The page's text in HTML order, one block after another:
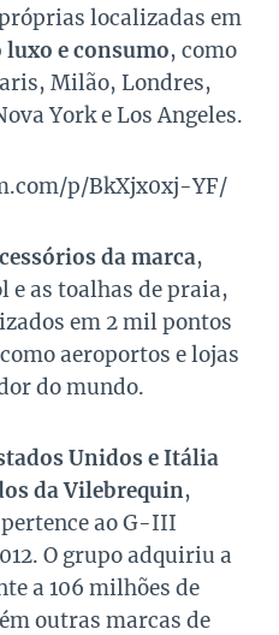
localizadas em
luxo e consumo, como
Milão, Londres,
York e Los Angeles.
p/BkXjx0xj-YF/
da marca,
e as toalhas de praia,
em 2 mil pontos
aeroportos e lojas
do mundo.
Unidos e Itália
da Vilebrequin,
aoG-III
O grupo adquiriu a
a 106 milhões de
outras marcas de